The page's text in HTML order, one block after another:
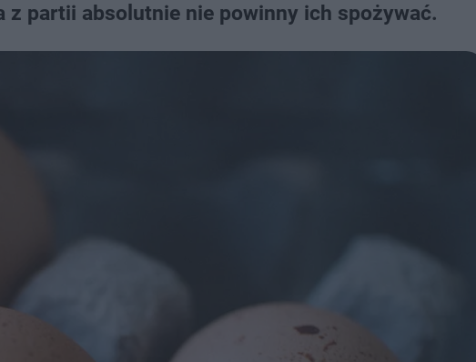
z partii absolutnie nie powinny ich spożywać.